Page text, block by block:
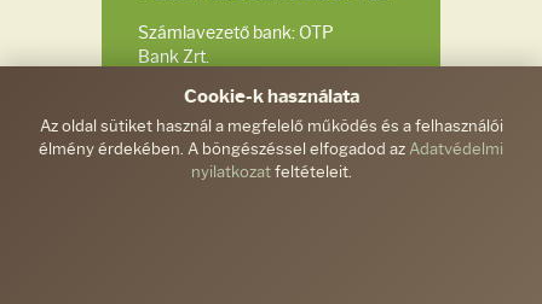
Számlavezető bank: OTP
Bank Zrt.
Bankszámlaszám:
11732040-20039510
Elérhetőségeink:
Ferdinánd és Társa
Cookie-k használata
Az oldal sütiket használ a megfelelő működés és a felhasználói
élmény érdekében. A böngészéssel elfogadod az Adatvédelmi
nyilatkozatfeltételeit.